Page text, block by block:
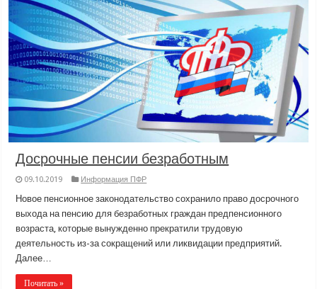
Досрочные пенсии безработным
09.10.2019 Информация ПФР
Новое пенсионное законодательство сохранило право досрочного
выхода на пенсию для безработных граждан предпенсионного
возраста, которые вынужденно прекратили трудовую
деятельность из-за сокращений или ликвидации предприятий.
Далее…
Почитать »